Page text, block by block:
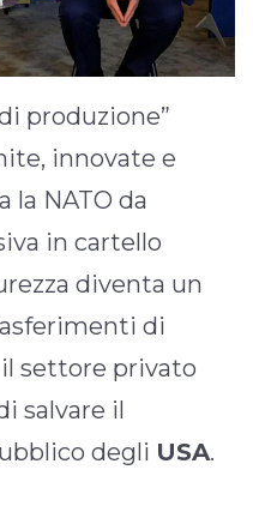
produzione”
innovate e
la NATO da
in cartello
diventa un
di
settore privato
salvare il
degli USA.